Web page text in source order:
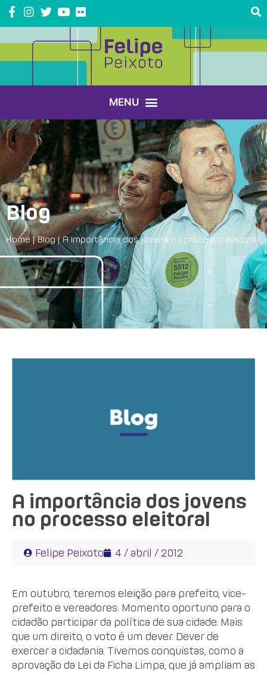
Blog
Home|Blog|A importância dos jovens no processo eleitoral
A importância dos jovens
no processo eleitoral
Felipe Peixoto 4 / abril / 2012
Em outubro, teremos eleição para prefeito, vice-
prefeito e vereadores. Momento oportuno para o
cidadão participar da política de sua cidade. Mais
que um direito, o voto é um dever. Dever de
exercer a cidadania. Tivemos conquistas, como a
aprovação da Lei da Ficha Limpa, que já ampliam as